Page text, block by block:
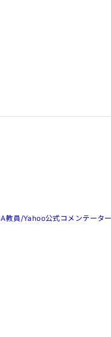
教員/Yahoo公式コメンテータ